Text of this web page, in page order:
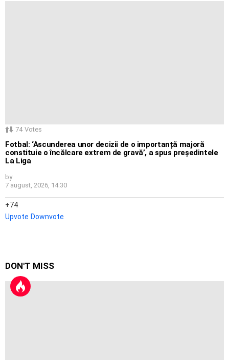
74 Votes
Fotbal: ‘Ascunderea unor decizii de o importanță majoră
constituie o încălcare extrem de gravă’, a spus președintele
La Liga
by
7 august, 2026, 14:30
74
Upvote Downvote
DON'T MISS